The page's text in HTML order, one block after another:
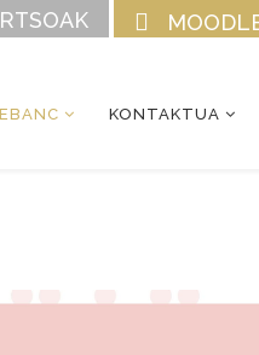
KONTAKTUA